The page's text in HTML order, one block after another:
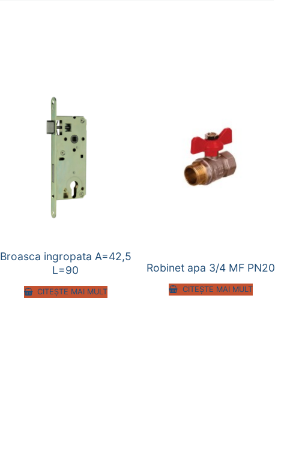
Broasca ingropata A=42,5
L=90
CITEȘTE MAI MULT
Robinet apa 3/4 MF PN20
CITEȘTE MAI MULT